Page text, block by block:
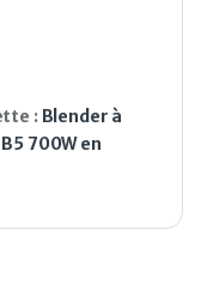
: Blender à
700W en